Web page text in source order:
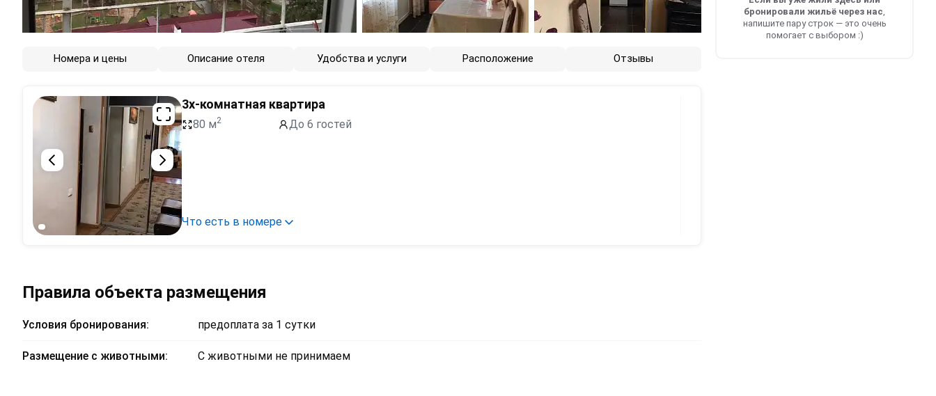
Номера и цены Описание отеля Удобства и услуги Расположение Отзывы
3х-комнатная квартира
80 м2 До 6 гостей
Что есть в номере
Правила объекта размещения
Условия бронирования: предоплата за 1 сутки
Размещение с животными: С животными не принимаем
бронировали жильё через нас,
напишите пару строк — это очень
помогает с выбором :)